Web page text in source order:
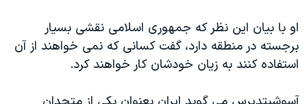
قانون شفافیت دارائی کادر رهبری ایران
اعتراضات مردمی آبان ۹۸
او با بیان این نظر که جمهوری اسلامی نقشی بسیار
برجسته در منطقه دارد، گفت کسانی که نمی خواهند از آن
استفاده کنند به زیان خودشان کار خواهند کرد.